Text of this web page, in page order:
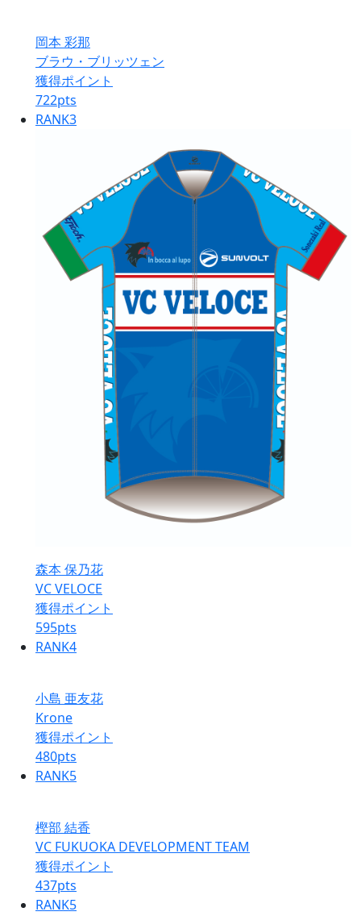
岡本 彩那
ブラウ・ブリッツェン
獲得ポイント
722pts
RANK3
森本 保乃花
VC VELOCE
獲得ポイント
595pts
RANK4
小島 亜友花
Krone
獲得ポイント
480pts
RANK5
樫部 結香
VC FUKUOKA DEVELOPMENT TEAM
獲得ポイント
437pts
RANK5